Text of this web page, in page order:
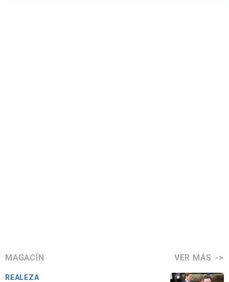
MAGACÍN VER MÁS
REALEZA